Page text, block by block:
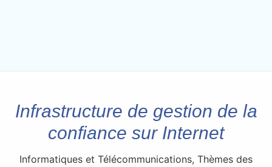
Infrastructure de gestion de la
confiance sur Internet
Informatiques et Télécommunications, Thèmes des